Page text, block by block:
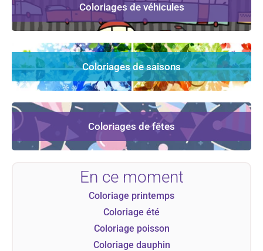
Coloriages de véhicules
Coloriages de saisons
Coloriages de fêtes
En ce moment
Coloriage printemps
Coloriage été
Coloriage poisson
Coloriage dauphin